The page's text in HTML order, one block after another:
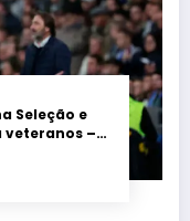
Seleção e
–